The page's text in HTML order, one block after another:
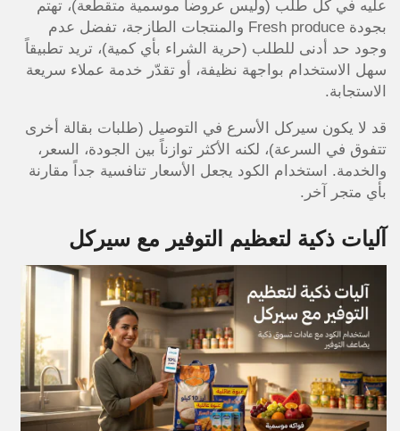
عليه في كل طلب (وليس عروضاً موسمية متقطعة)، تهتم
بجودة Fresh produce والمنتجات الطازجة، تفضل عدم
وجود حد أدنى للطلب (حرية الشراء بأي كمية)، تريد تطبيقاً
سهل الاستخدام بواجهة نظيفة، أو تقدّر خدمة عملاء سريعة
الاستجابة.
قد لا يكون سيركل الأسرع في التوصيل (طلبات بقالة أخرى
تتفوق في السرعة)، لكنه الأكثر توازناً بين الجودة، السعر،
والخدمة. استخدام الكود يجعل الأسعار تنافسية جداً مقارنة
بأي متجر آخر.
آليات ذكية لتعظيم التوفير مع سيركل